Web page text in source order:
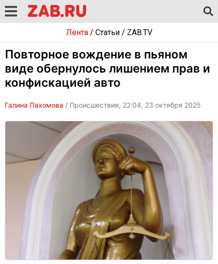
Лента/ Статьи/ ZAB.TV
Повторное вождение в пьяном
виде обернулось лишением прав и
конфискацией авто
Галина Пахомова / Происшествия, 22:04, 23 октября 2025